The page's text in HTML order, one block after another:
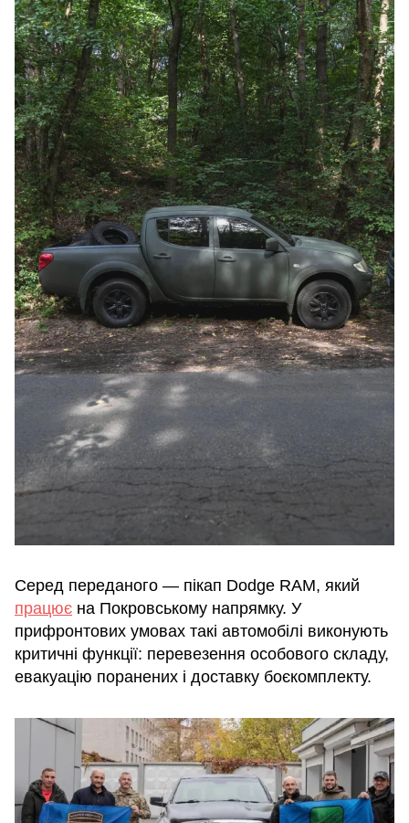
Серед переданого — пікап Dodge RAM, який
працює на Покровському напрямку. У
прифронтових умовах такі автомобілі виконують
критичні функції: перевезення особового складу,
евакуацію поранених і доставку боєкомплекту.